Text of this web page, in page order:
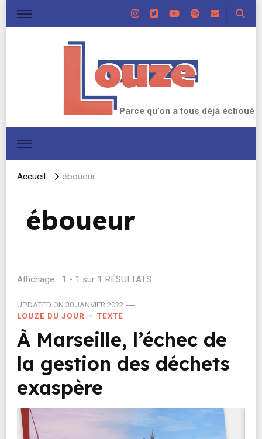
Parce qu’on a tous déjà échoué
Accueil éboueur
éboueur
Affichage : 1 - 1 sur 1 RÉSULTATS
UPDATED ON 30 JANVIER 2022
LOUZE DU JOUR
TEXTE
À Marseille, l’échec de
la gestion des déchets
exaspère